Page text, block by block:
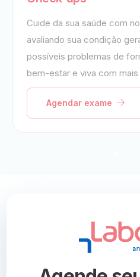
Cuide da sua saúde com
avaliando sua condição
possíveis problemas de
bem-estar e viva com mais
Agendar exame